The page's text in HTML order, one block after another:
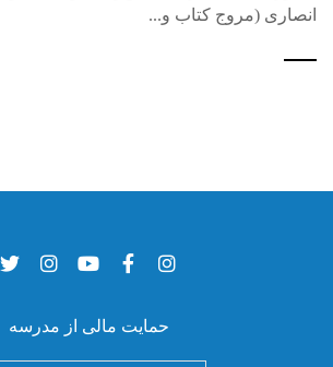
انصاری (مروج کتاب و...
حمایت مالی از مدرسه